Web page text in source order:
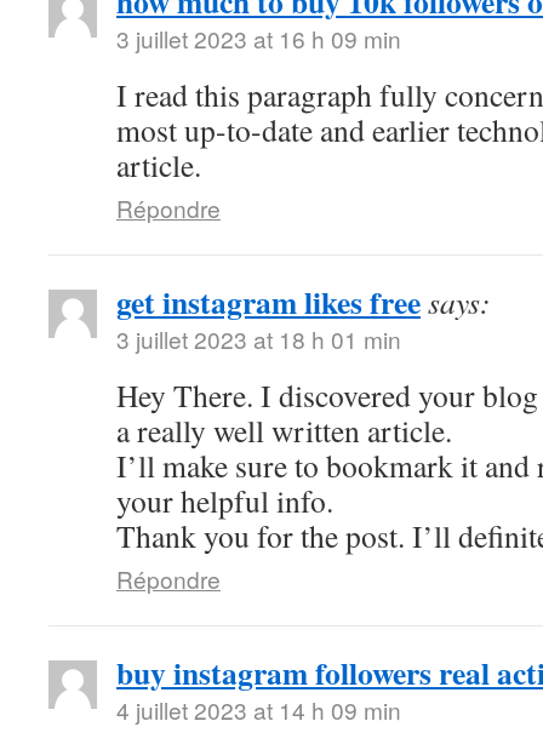
3 juillet 2023 at 16 h 09 min
I read this paragraph fully
most up-to-date and earlier
article.
Répondre
get instagram likes freesays:
3 juillet 2023 at 18 h 01 min
Hey There. I discovered your
a really well written article.
I’ll make sure to bookmark it
your helpful info.
Thank you for the post. I’ll
Répondre
buy instagram followers real
4 juillet 2023 at 14 h 09 min